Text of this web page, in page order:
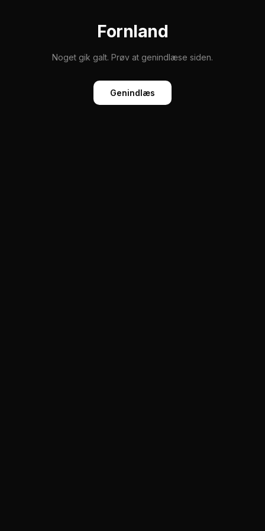
Fornland
Noget gik galt. Prøv at genindlæse siden.
Genindlæs